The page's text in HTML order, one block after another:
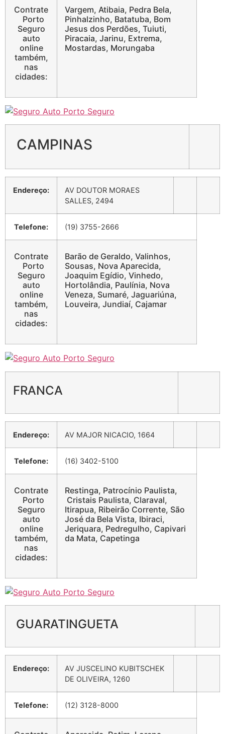
Contrate
Porto
Seguro
auto
online
também,
nas
cidades:
Vargem, Atibaia, Pedra Bela,
Pinhalzinho, Batatuba, Bom
Jesus dos Perdões, Tuiuti,
Piracaia, Jarinu, Extrema,
Mostardas, Morungaba
CAMPINAS
Endereço:
AV DOUTOR MORAES
SALLES, 2494
Telefone: (19) 3755-2666
Contrate
Porto
Seguro
auto
online
também,
nas
cidades:
Barão de Geraldo, Valinhos,
Sousas, Nova Aparecida,
Joaquim Egídio, Vinhedo,
Hortolândia, Paulínia, Nova
Veneza, Sumaré, Jaguariúna,
Louveira, Jundiaí, Cajamar
FRANCA
Endereço: AV MAJOR NICACIO, 1664
Telefone: (16) 3402-5100
Contrate
Porto
Seguro
auto
online
também,
nas
cidades:
Restinga, Patrocínio Paulista,
Cristais Paulista, Claraval,
Itirapua, Ribeirão Corrente, São
José da Bela Vista, Ibiraci,
Jeriquara, Pedregulho, Capivari
da Mata, Capetinga
GUARATINGUETA
Endereço:
AV JUSCELINO KUBITSCHEK
DE OLIVEIRA, 1260
Telefone: (12) 3128-8000